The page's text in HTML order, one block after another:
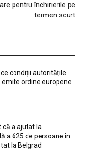
pentru închirierile pe
termen scurt
ce condiții autoritățile
ordine europene
că a ajutat la
a 625 de persoane în
la Belgrad